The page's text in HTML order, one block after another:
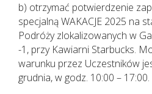
b) otrzymać potwierdzenie
specjalną WAKACJE 2025 na
Podróży zlokalizowanych w
-1, przy Kawiarni Starbucks.
warunku przez Uczestników
grudnia, w godz. 10:00 – 17:00.